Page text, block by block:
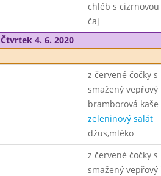
chléb s
čaj
Čtvrtek 4. 6. 2020
z červené čočky
smažený vepřový
bramborová kaše
zeleninový salát
džus,mléko
z červené čočky
smažený vepřový